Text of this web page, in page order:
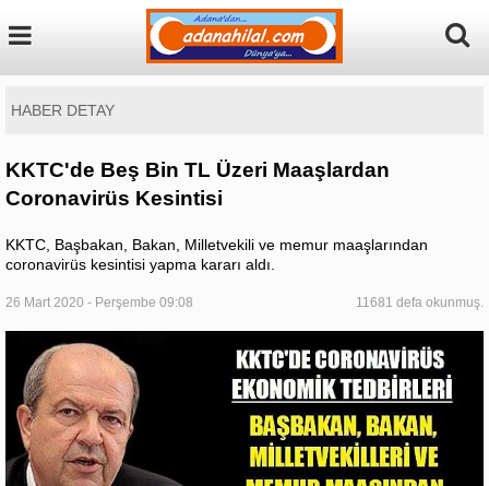
HABER DETAY
KKTC'de Beş Bin TL Üzeri Maaşlardan
Coronavirüs Kesintisi
KKTC, Başbakan, Bakan, Milletvekili ve memur maaşlarından
coronavirüs kesintisi yapma kararı aldı.
26 Mart 2020 - Perşembe 09:08 11681 defa okunmuş.